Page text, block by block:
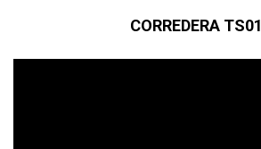
CORREDERA TS01